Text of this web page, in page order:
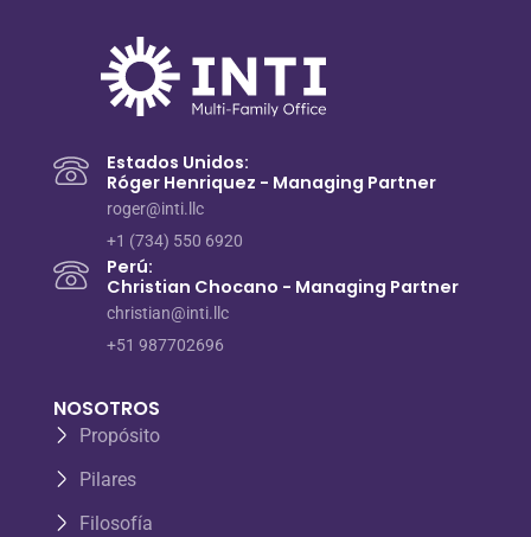
Estados Unidos:
Róger Henriquez - Managing Partner
roger@inti.llc
+1 (734) 550 6920
Perú:
Christian Chocano - Managing Partner
christian@inti.llc
+51 987702696
NOSOTROS
Propósito
Pilares
Filosofía